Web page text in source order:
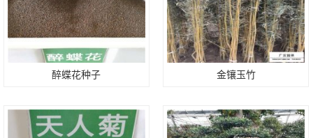
醉蝶花种子 金镶玉竹